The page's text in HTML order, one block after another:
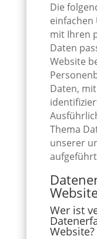
Die
einfachen
mit Ihren
Daten
Website
Daten,
Thema
unserer
Wer ist
Website?